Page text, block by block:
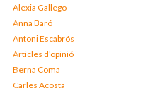
Alexia Gallego
Anna Baró
Antoni Escabrós
Articles d'opinió
Berna Coma
Carles Acosta